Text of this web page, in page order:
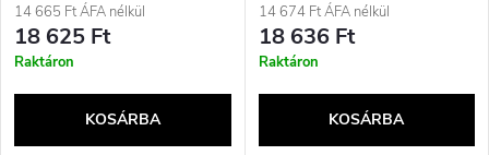
14 665 Ft ÁFA nélkül
18 625 Ft
Raktáron
KOSÁRBA
14 674 Ft ÁFA nélkül
18 636 Ft
Raktáron
KOSÁRBA